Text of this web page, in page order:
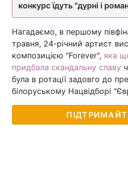
конкурс їдуть "дурні і
Нагадаємо, в першому
травня, 24-річний артист
композицією "Forever", яка
придбала скандальну славу
була в ротації задовго до
білоруському Нацвідборі